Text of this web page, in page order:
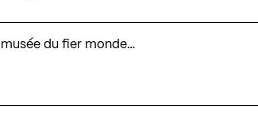
du fier monde…